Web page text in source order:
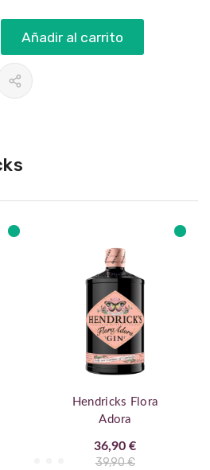
Añadir al carrito
Hendricks Flora
Adora
36,90 €
39,90 €